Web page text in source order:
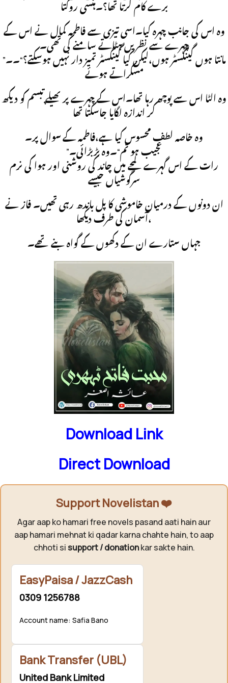
برے کام کرتا تھا؟۔ہنسی روکتا
وہ اس کی جانب چہرہ کیا۔اسی تیزی سے فاطمہ کمال نے اس کے
چہرے سے نظریں ہٹاتے سامنے کی تھی۔
”مانتا ہوں گینگسٹر ہوں،لیکن کیا گینگسٹر تمیز دار نہیں ہوسکتے؟“۔۔
مسکراتے ہوئے
وہ الٹا اس سے پوچھ رہا تھا۔اس کے چہرے پر پھیلے تبسم کو دیکھ
کر اندازہ لگایا جاسکتا تھا
وہ خاصہ لطف محسوس کیا ہے،فاطمہ کے سوال پر۔
”عجیب ہو تم“۔وہ بڑبڑائی۔
رات کے اس گہرے لمحے میں چاند کی روشنی اور ہوا کی نرم
سرگوشیاں جیسے
ان دونوں کے درمیان خاموشی کا پل باندھ رہی تھیں۔ فاز نے
آسمان کی طرف دیکھا،
جہاں ستارے ان کے دکھوں کے گواہ بنے تھے۔
Download Link
Direct Download
Support Novelistan ❤️
Agar aap ko hamari free novels pasand aati hain aur
aap hamari mehnat ki qadar karna chahte hain, to aap
chhoti si support / donationkar sakte hain.
EasyPaisa / JazzCash
0309 1256788
Account name: Safia Bano
Bank Transfer (UBL)
United Bank Limited